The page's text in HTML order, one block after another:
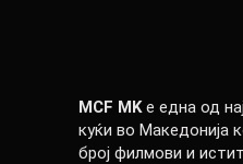
MCF MKе една од
куќи во Македонија
број филмови и